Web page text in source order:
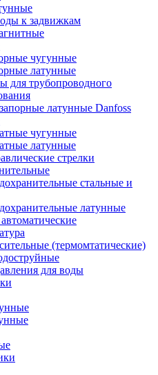
к задвижкам
чугунные
латунные
для трубопроводного
латунные Danfoss
чугунные
латунные
стрелки
стальные и
латунные
(термомтатические)
для воды